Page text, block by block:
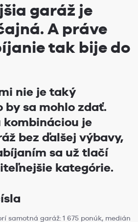
garáž je
A práve
tak bije do
nie je taký
by sa mohlo zdať.
kombináciou je
bez ďalšej výbavy,
sa už tlačí
kategórie.
samotná garáž: 1 675 ponúk, medián